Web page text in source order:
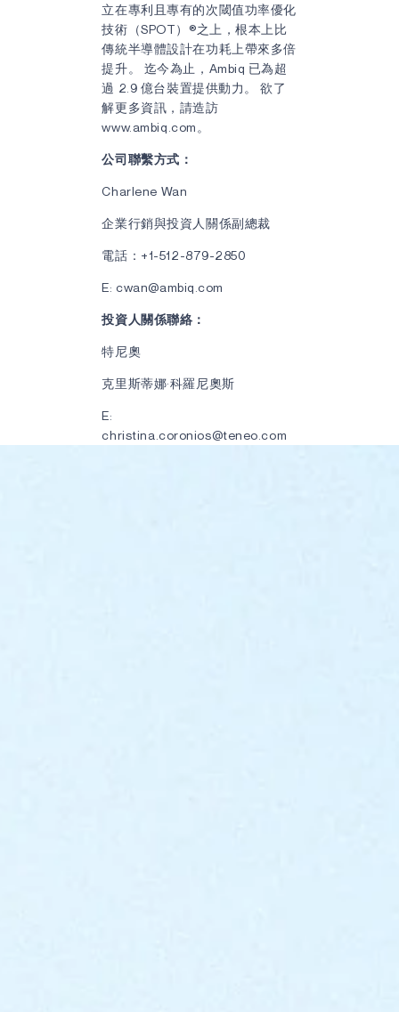
立在專利且專有的次閾值功率優化
技術（SPOT）®之上，根本上比
傳統半導體設計在功耗上帶來多倍
提升。 迄今為止，Ambiq 已為超
過 2.9 億台裝置提供動力。 欲了
解更多資訊，請造訪
www.ambiq.com。
公司聯繫方式：
Charlene Wan
企業行銷與投資人關係副總裁
電話：+1-512-879-2850
E: cwan@ambiq.com
投資人關係聯絡：
特尼奧
克里斯蒂娜·科羅尼奧斯
E:
christina.coronios@teneo.com